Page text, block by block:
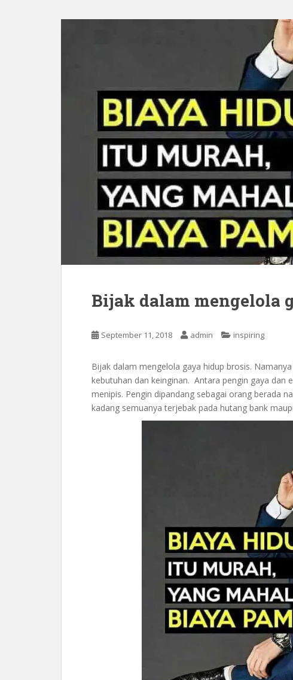
Bijak dalam mengelola
September 11, 2018 admin inspiring
Bijak dalam mengelola gaya hidup brosis.
kebutuhan dan keinginan. Antara pengin gaya
menipis. Pengin dipandang sebagai orang berada
kadang semuanya terjebak pada hutang bank